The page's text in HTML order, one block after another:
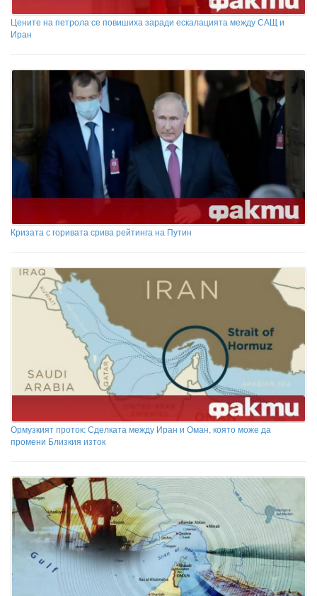
Цените на петрола се повишиха заради ескалацията между САЩ и
Иран
Кризата с горивата срива рейтинга на Путин
Ормузкият проток: Сделката между Иран и Оман, която може да
промени Близкия изток